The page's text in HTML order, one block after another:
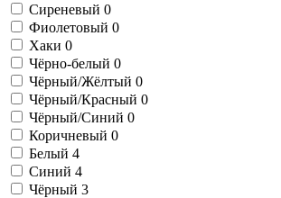
Сиреневый 0
Фиолетовый 0
Хаки 0
Чёрно-белый 0
Чёрный/Жёлтый 0
Чёрный/Красный 0
Чёрный/Синий 0
Коричневый 0
Белый 4
Синий 4
Чёрный 3